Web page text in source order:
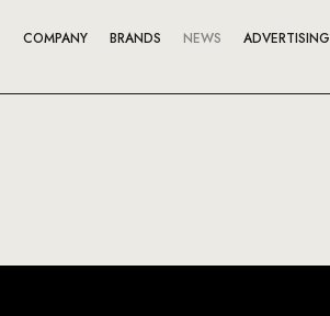
COMPANY BRANDS NEWS ADVERTISING